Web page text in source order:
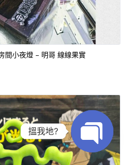
間小夜燈 – 明哥 線線果實
搵我地?
Open